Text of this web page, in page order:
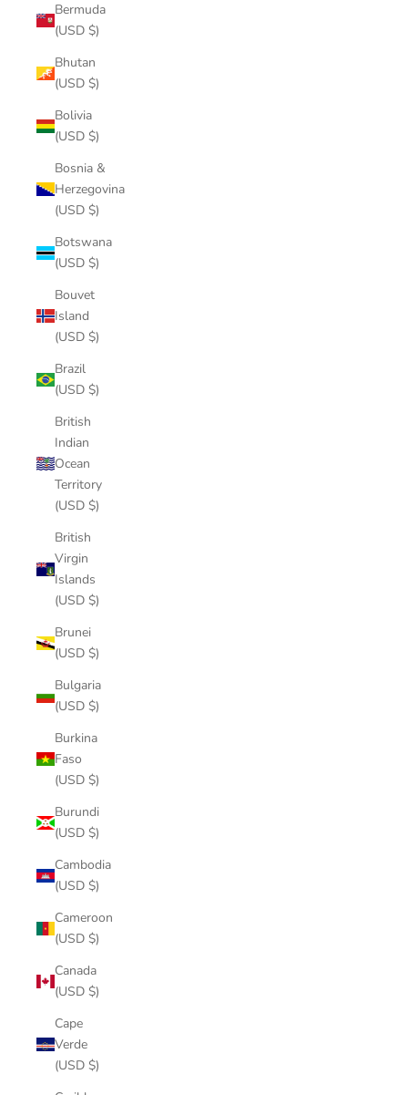
Bermuda
(USD $)
Bhutan
(USD $)
Bolivia
(USD $)
Bosnia &
Herzegovina
(USD $)
Botswana
(USD $)
Bouvet
Island
(USD $)
Brazil
(USD $)
British
Indian
Ocean
Territory
(USD $)
British
Virgin
Islands
(USD $)
Brunei
(USD $)
Bulgaria
(USD $)
Burkina
Faso
(USD $)
Burundi
(USD $)
Cambodia
(USD $)
Cameroon
(USD $)
Canada
(USD $)
Cape
Verde
(USD $)